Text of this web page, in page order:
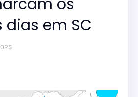
os
dias em SC